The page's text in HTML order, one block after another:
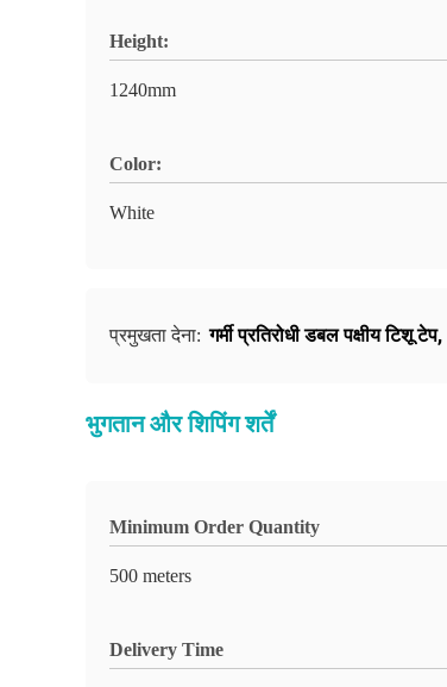
Height:
1240mm
Color:
White
प्रमुखता देना: गर्मी प्रतिरोधी डबल पक्षीय टिशू टेप,
भुगतान और शिपिंग शर्तें
Minimum Order Quantity
500 meters
Delivery Time